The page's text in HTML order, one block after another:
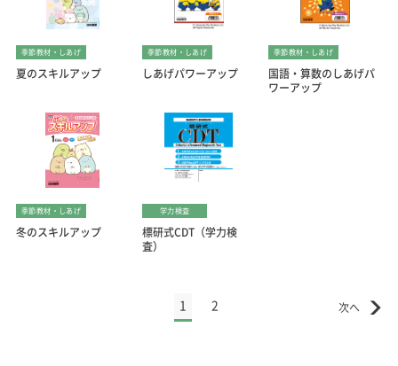
季節教材・しあげ
夏のスキルアップ
季節教材・しあげ
しあげパワーアップ
季節教材・しあげ
国語・算数のしあげパ
ワーアップ
季節教材・しあげ
冬のスキルアップ
学力検査
標研式CDT（学力検
査）
1 2